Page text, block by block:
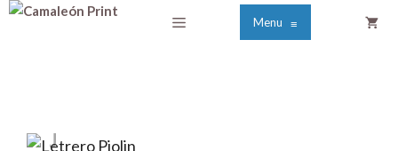
Saltar
Menú Menu ≡